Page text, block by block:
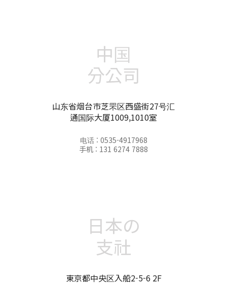
中国
分公司
山东省烟台市芝罘区西盛街27号汇
通国际大厦1009,1010室
电话 : 0535-4917968
手机 : 131 6274 7888
日本の
支社
東京都中央区入船2-5-6 2F